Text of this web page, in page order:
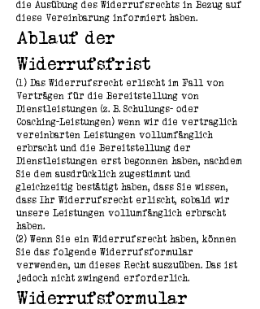
die Ausübung des Widerrufsrechts in Bezug auf
diese Vereinbarung informiert haben.
Ablauf der
Widerrufsfrist
(1) Das Widerrufsrecht erlischt im Fall von
Verträgen für die Bereitstellung von
Dienstleistungen (z. B. Schulungs- oder
Coaching-Leistungen) wenn wir die vertraglich
vereinbarten Leistungen vollumfänglich
erbracht und die Bereitstellung der
Dienstleistungen erst begonnen haben, nachdem
Sie dem ausdrücklich zugestimmt und
gleichzeitig bestätigt haben, dass Sie wissen,
dass Ihr Widerrufsrecht erlischt, sobald wir
unsere Leistungen vollumfänglich erbracht
haben.
(2) Wenn Sie ein Widerrufsrecht haben, können
Sie das folgende Widerrufsformular
verwenden, um dieses Recht auszuüben. Das ist
jedoch nicht zwingend erforderlich.
Widerrufsformular